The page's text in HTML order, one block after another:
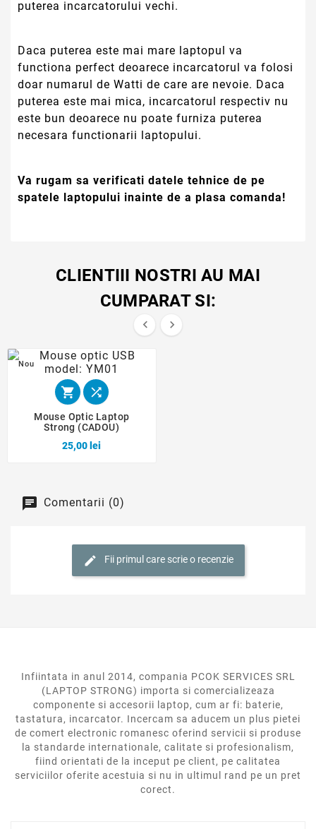
puterea incarcatorului vechi.
Daca puterea este mai mare laptopul va
functiona perfect deoarece incarcatorul va folosi
doar numarul de Watti de care are nevoie. Daca
puterea este mai mica, incarcatorul respectiv nu
este bun deoarece nu poate furniza puterea
necesara functionarii laptopului.
Va rugam sa verificati datele tehnice de pe
spatele laptopului inainte de a plasa comanda!
CLIENTIII NOSTRI AU MAI
CUMPARAT SI:
 
Nou
 
Mouse Optic Laptop
Strong (CADOU)
25,00 lei
Comentarii (0)
Fii primul care scrie o recenzie
Infiintata in anul 2014, compania PCOK SERVICES SRL
(LAPTOP STRONG) importa si comercializeaza
componente si accesorii laptop, cum ar fi: baterie,
tastatura, incarcator. Incercam sa aducem un plus pietei
de comert electronic romanesc oferind servicii si produse
la standarde internationale, calitate si profesionalism,
fiind orientati de la inceput pe client, pe calitatea
serviciilor oferite acestuia si nu in ultimul rand pe un pret
corect.